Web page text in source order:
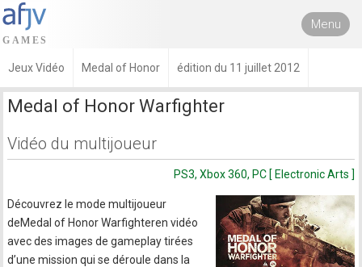
Menu
Jeux Vidéo Medal of Honor édition du 11 juillet 2012
Medal of Honor Warfighter
Vidéo du multijoueur
PS3, Xbox 360, PC [ Electronic Arts ]
Découvrez le mode multijoueur
deMedal of Honor Warfighteren vidéo
avec des images de gameplay tirées
d’une mission qui se déroule dans la